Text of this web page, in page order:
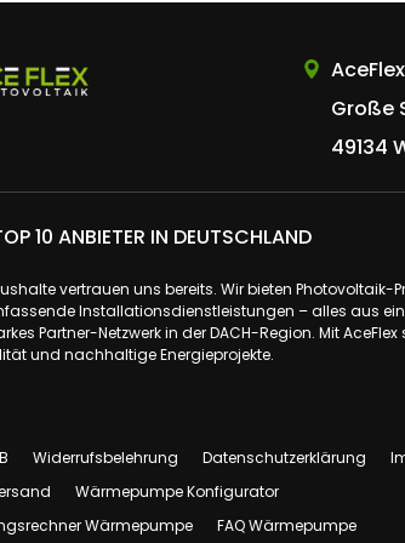
Große
49134
10 ANBIETER IN DEUTSCHLAND
vertrauen uns bereits. Wir bieten Photovoltaik-
Installationsdienstleistungen – alles aus
Partner-Netzwerk in der DACH-Region. Mit AceFlex
und nachhaltige Energieprojekte.
Widerrufsbelehrung Datenschutzerklärung
Wärmepumpe Konfigurator
Wärmepumpe
FAQ Wärmepumpe